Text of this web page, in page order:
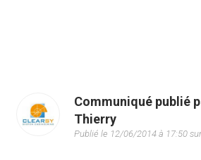
Communiqué publié
Thierry
Publié le 12/06/2014 à 17:50